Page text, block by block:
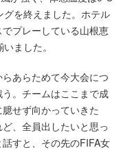
を終えました。ホテル
プレーしている山根恵
ました。
あらためて今大会につ
。チームはここまで成
せず向かっていきた
、全員出したいと思っ
すと、その先のFIFA女